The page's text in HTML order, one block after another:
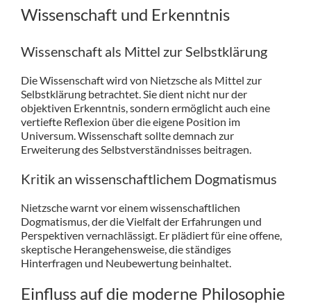
Wissenschaft und Erkenntnis
Wissenschaft als Mittel zur Selbstklärung
Die Wissenschaft wird von Nietzsche als Mittel zur
Selbstklärung betrachtet. Sie dient nicht nur der
objektiven Erkenntnis, sondern ermöglicht auch eine
vertiefte Reflexion über die eigene Position im
Universum. Wissenschaft sollte demnach zur
Erweiterung des Selbstverständnisses beitragen.
Kritik an wissenschaftlichem Dogmatismus
Nietzsche warnt vor einem wissenschaftlichen
Dogmatismus, der die Vielfalt der Erfahrungen und
Perspektiven vernachlässigt. Er plädiert für eine offene,
skeptische Herangehensweise, die ständiges
Hinterfragen und Neubewertung beinhaltet.
Einfluss auf die moderne Philosophie